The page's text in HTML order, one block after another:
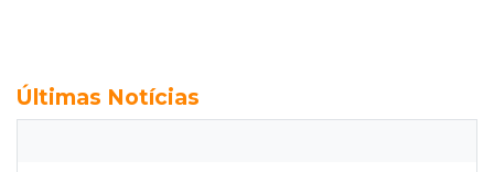
Últimas Notícias